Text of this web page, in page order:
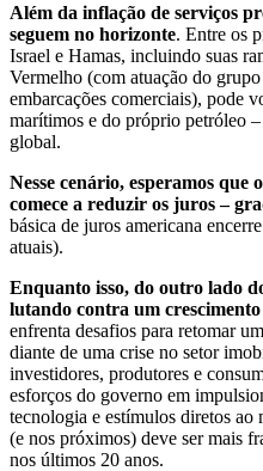
Além da inflação de serviços
seguem no horizonte. Entre os
Israel e Hamas, incluindo suas
Vermelho (com atuação do
embarcações comerciais), pode
marítimos e do próprio petróleo
global.
Nesse cenário, esperamos
comece a reduzir os juros –
básica de juros americana
atuais).
Enquanto isso, do outro lado
lutando contra um
enfrenta desafios para retomar
diante de uma crise no setor
investidores, produtores e
esforços do governo em
tecnologia e estímulos diretos ao
(e nos próximos) deve ser mais
nos últimos 20 anos.